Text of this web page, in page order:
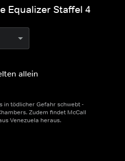
Equalizer Staffel 4
allein
in tödlicher Gefahr schwebt -
Zudem findet McCall
Venezuela heraus.